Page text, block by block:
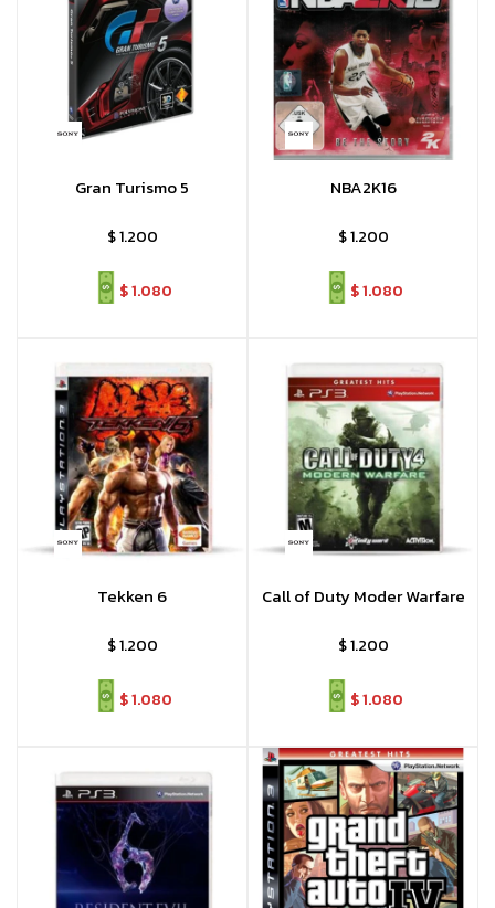
Gran Turismo 5
$1.200
$1.080
NBA2K16
$1.200
$1.080
Tekken 6
$1.200
$1.080
Call of Duty Moder Warfare
$1.200
$1.080